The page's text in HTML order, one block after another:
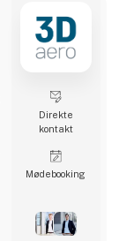
Direkte
kontakt
Møde­booking